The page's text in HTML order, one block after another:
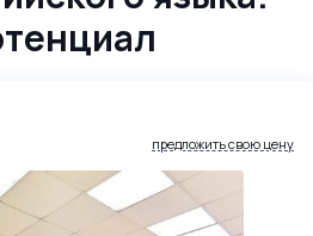
предложить свою цену